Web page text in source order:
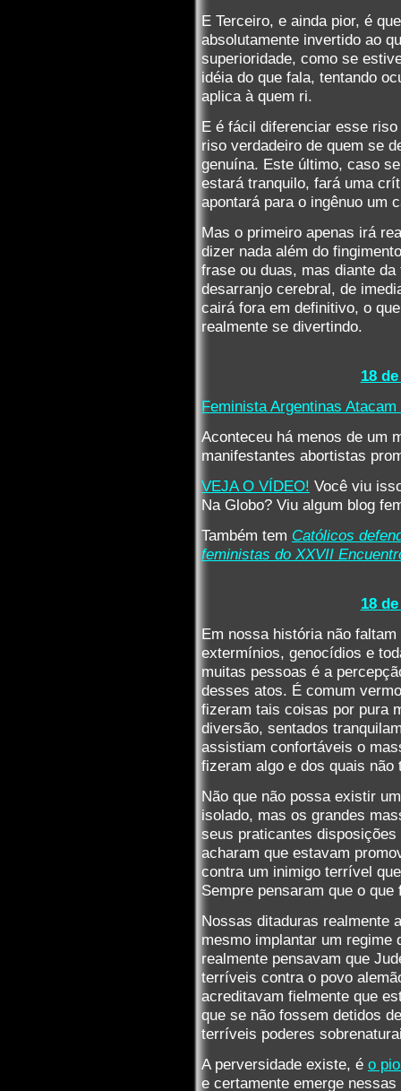
E Terceiro, e ainda pior, é
absolutamente invertido ao
superioridade, como se
idéia do que fala, tentando
aplica à quem ri.
E é fácil diferenciar esse
riso verdadeiro de quem se
genuína. Este último, caso
estará tranquilo, fará uma
apontará para o ingênuo um
Mas o primeiro apenas irá
dizer nada além do
frase ou duas, mas diante
desarranjo cerebral, de
cairá fora em definitivo, o
realmente se divertindo.
18
Feminista Argentinas
Aconteceu há menos de um
manifestantes abortistas
VEJA O VÍDEO! Você viu
Na Globo? Viu algum blog
Também tem Católicos
feministas do XXVII
18
Em nossa história não
extermínios, genocídios e
muitas pessoas é a
desses atos. É comum
fizeram tais coisas por pura
diversão, sentados
assistiam confortáveis o
fizeram algo e dos quais
Não que não possa existir
isolado, mas os grandes
seus praticantes
acharam que estavam
contra um inimigo terrível
Sempre pensaram que o
Nossas ditaduras realmente
mesmo implantar um
realmente pensavam que
terríveis contra o povo
acreditavam fielmente que
que se não fossem detidos
terríveis poderes
A perversidade existe, é o
e certamente emerge